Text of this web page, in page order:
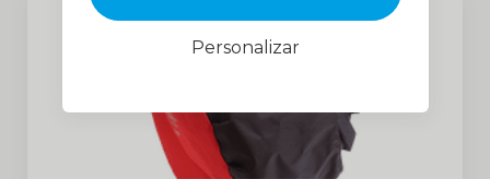
Personalizar